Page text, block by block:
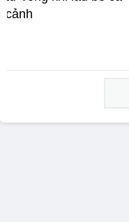
cảnh